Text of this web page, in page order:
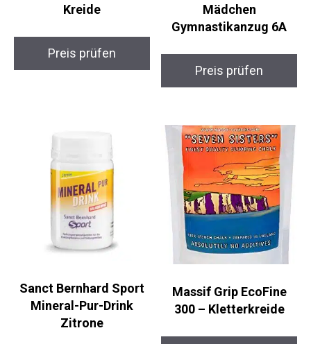
Kreide
Preis prüfen
Mädchen
Gymnastikanzug 6A
Preis prüfen
Sanct Bernhard Sport
Mineral-Pur-Drink
Zitrone
Massif Grip EcoFine
300 – Kletterkreide